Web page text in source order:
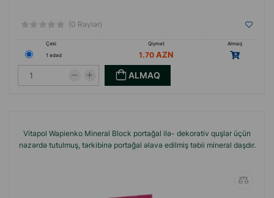
(0 Rəylər)
Çəki Qiymət
Almaq
1 ədəd
1.70
ALMAQ
Vitapol Wapienko Mineral Block portağal ilə- dekorativ quşlar üçün
nəzərdə tutulmuş, tərkibinə portağal əlavə edilmiş təbii mineral daşdır.